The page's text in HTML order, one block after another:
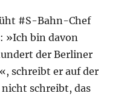
#S-Bahn-Chef
»Ich bin davon
der Berliner
schreibt er auf der
schreibt, das